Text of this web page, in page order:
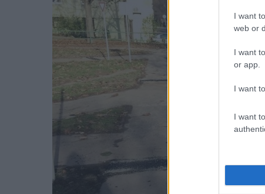
I want
web or
I want
or app.
I want
I want